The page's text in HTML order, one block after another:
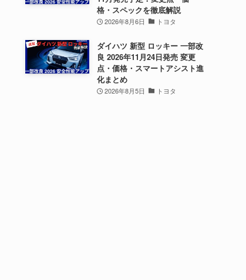
格・スペックを徹底解説
2026年8月6日 トヨタ
ダイハツ 新型 ロッキー 一部改
良 2026年11月24日発売 変更
点・価格・スマートアシスト進
化まとめ
2026年8月5日 トヨタ